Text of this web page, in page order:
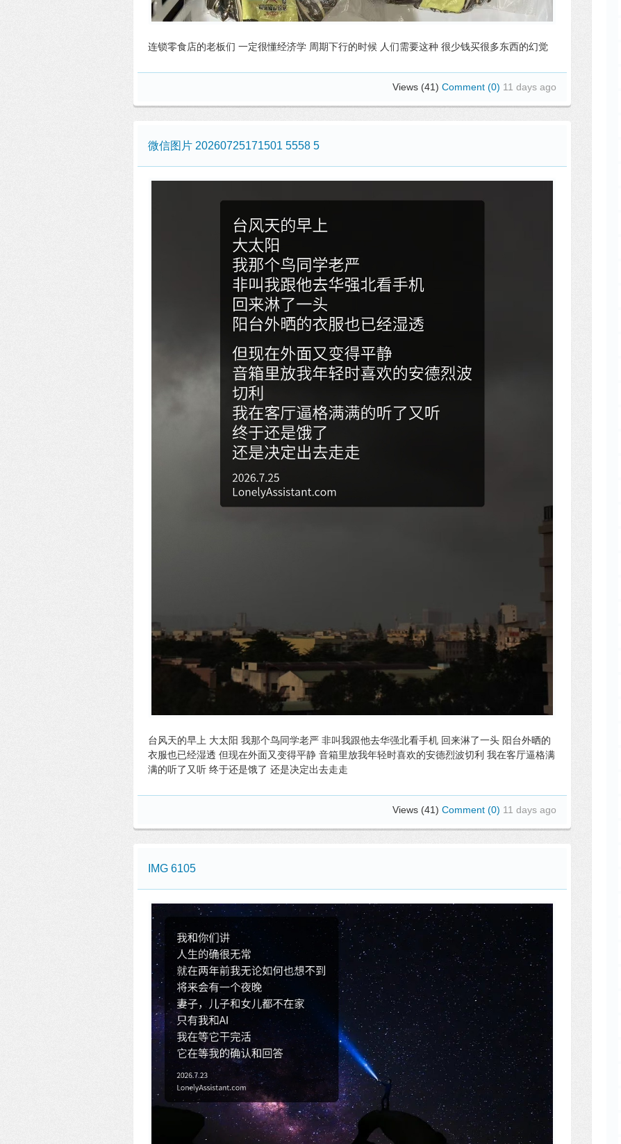
连锁零食店的老板们 一定很懂经济学 周期下行的时候 人们需要这种 很少钱买很多东西的幻觉
Views (41) Comment (0) 11 days ago
微信图片 20260725171501 5558 5
台风天的早上 大太阳 我那个鸟同学老严 非叫我跟他去华强北看手机 回来淋了一头 阳台外晒的
衣服也已经湿透 但现在外面又变得平静 音箱里放我年轻时喜欢的安德烈波切利 我在客厅逼格满
满的听了又听 终于还是饿了 还是决定出去走走
Views (41) Comment (0) 11 days ago
IMG 6105